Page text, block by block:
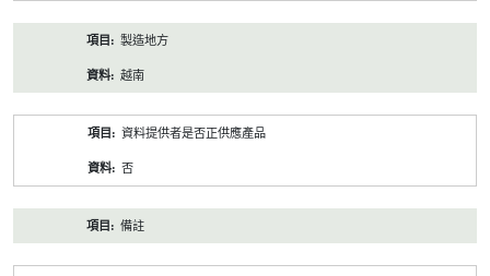
製造地方
越南
資料提供者是否正供應產品
否
備註